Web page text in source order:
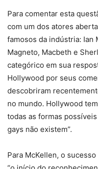
Para comentar esta
com um dos atores
famosos da indústria: Ian
Magneto, Macbeth e
categórico em sua
Hollywood por seus
descobriram
no mundo. Hollywood
todas as formas
gays não existem”.
Para McKellen, o